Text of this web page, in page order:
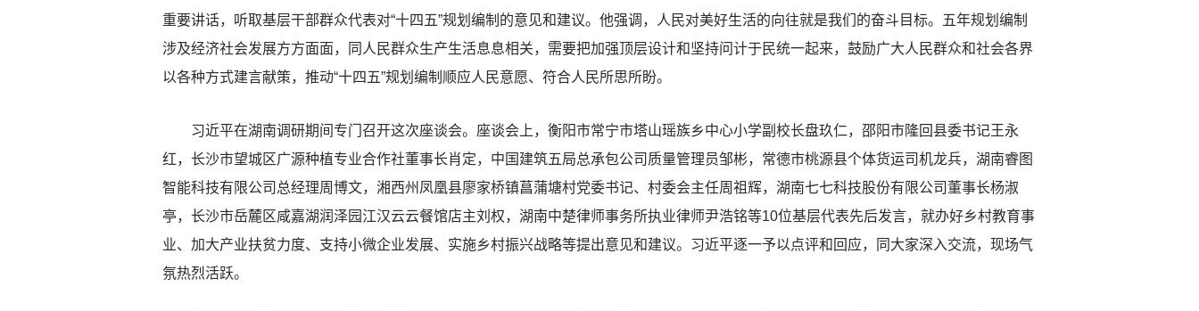
重要讲话，听取基层干部群众代表对“十四五”规划编制的意见和建议。他强调，人民对美好生活的向往就是我们的奋斗目标。五年规划编制
涉及经济社会发展方方面面，同人民群众生产生活息息相关，需要把加强顶层设计和坚持问计于民统一起来，鼓励广大人民群众和社会各界
以各种方式建言献策，推动“十四五”规划编制顺应人民意愿、符合人民所思所盼。
习近平在湖南调研期间专门召开这次座谈会。座谈会上，衡阳市常宁市塔山瑶族乡中心小学副校长盘玖仁，邵阳市隆回县委书记王永
红，长沙市望城区广源种植专业合作社董事长肖定，中国建筑五局总承包公司质量管理员邹彬，常德市桃源县个体货运司机龙兵，湖南睿图
智能科技有限公司总经理周博文，湘西州凤凰县廖家桥镇菖蒲塘村党委书记、村委会主任周祖辉，湖南七七科技股份有限公司董事长杨淑
亭，长沙市岳麓区咸嘉湖润泽园江汉云云餐馆店主刘权，湖南中楚律师事务所执业律师尹浩铭等10位基层代表先后发言，就办好乡村教育事
业、加大产业扶贫力度、支持小微企业发展、实施乡村振兴战略等提出意见和建议。习近平逐一予以点评和回应，同大家深入交流，现场气
氛热烈活跃。